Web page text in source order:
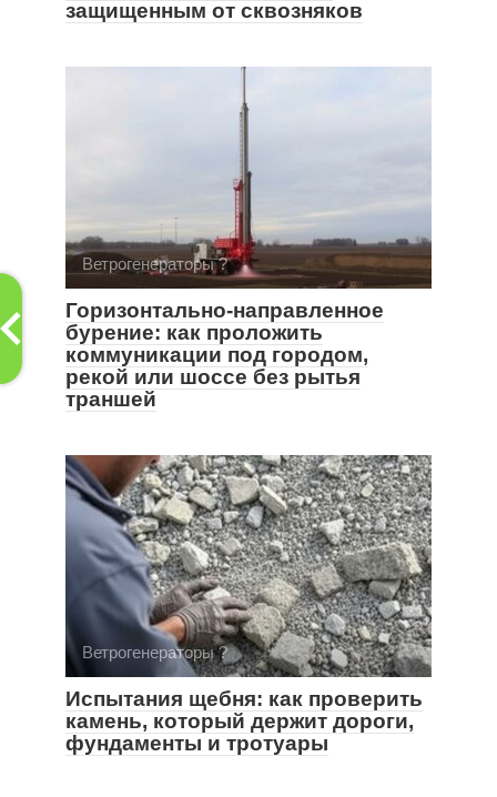
защищенным от сквозняков
Ветрогенераторы ?
Горизонтально-направленное
бурение: как проложить
коммуникации под городом,
рекой или шоссе без рытья
траншей
Ветрогенераторы ?
Испытания щебня: как проверить
камень, который держит дороги,
фундаменты и тротуары